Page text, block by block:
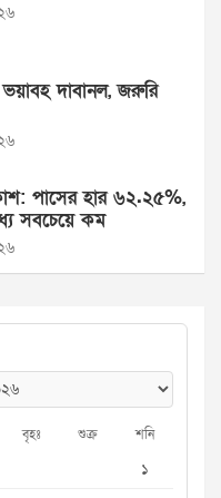
ভয়াবহ দাবানল, জরুরি
পাসের হার ৬২.২৫%,
সবচেয়ে কম
বৃহঃ শুক্র শনি
১